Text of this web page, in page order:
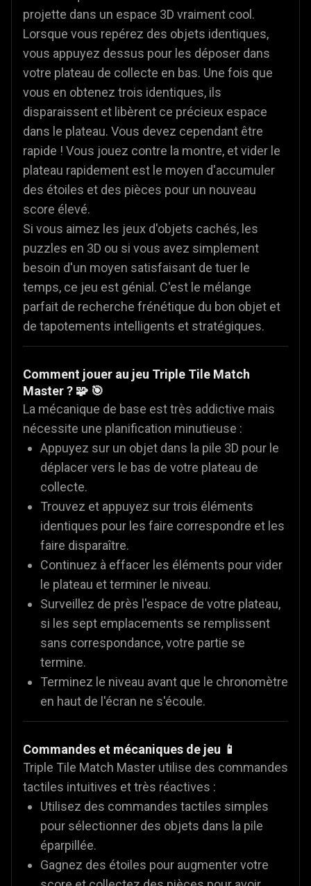
projette dans un espace 3D vraiment cool.
Lorsque vous repérez des objets identiques,
vous appuyez dessus pour les déposer dans
votre plateau de collecte en bas. Une fois que
vous en obtenez trois identiques, ils
disparaissent et libèrent ce précieux espace
dans le plateau. Vous devez cependant être
rapide ! Vous jouez contre la montre, et vider le
plateau rapidement est le moyen d'accumuler
des étoiles et des pièces pour un nouveau
score élevé.
Si vous aimez les jeux d'objets cachés, les
puzzles en 3D ou si vous avez simplement
besoin d'un moyen satisfaisant de tuer le
temps, ce jeu est génial. C'est le mélange
parfait de recherche frénétique du bon objet et
de tapotements intelligents et stratégiques.
Comment jouer au jeu Triple Tile Match
Master ? 🧩 🎯
La mécanique de base est très addictive mais
nécessite une planification minutieuse :
Appuyez sur un objet dans la pile 3D pour le
déplacer vers le bas de votre plateau de
collecte.
Trouvez et appuyez sur trois éléments
identiques pour les faire correspondre et les
faire disparaître.
Continuez à effacer les éléments pour vider
le plateau et terminer le niveau.
Surveillez de près l'espace de votre plateau,
si les sept emplacements se remplissent
sans correspondance, votre partie se
termine.
Terminez le niveau avant que le chronomètre
en haut de l'écran ne s'écoule.
Commandes et mécaniques de jeu 📱
Triple Tile Match Master utilise des commandes
tactiles intuitives et très réactives :
Utilisez des commandes tactiles simples
pour sélectionner des objets dans la pile
éparpillée.
Gagnez des étoiles pour augmenter votre